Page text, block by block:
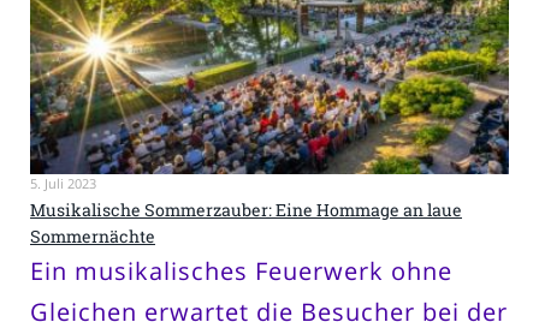
5. Juli 2023
Musikalische Sommerzauber: Eine Hommage an laue
Sommernächte
Ein musikalisches Feuerwerk ohne
Gleichen erwartet die Besucher bei der